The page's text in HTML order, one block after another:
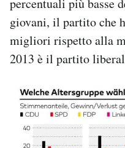
percentuali più basse
giovani, il partito che
migliori rispetto alla
2013 è il partito